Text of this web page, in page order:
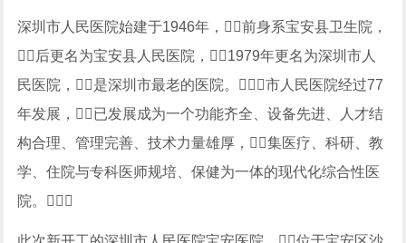
深圳市人民医院始建于1946年，前身系宝安县卫生院，
后更名为宝安县人民医院，1979年更名为深圳市人
民医院，是深圳市最老的医院。市人民医院经过77
年发展，已发展成为一个功能齐全、设备先进、人才结
构合理、管理完善、技术力量雄厚，集医疗、科研、教
学、住院与专科医师规培、保健为一体的现代化综合性医
院。